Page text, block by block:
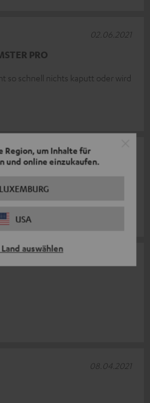
Region, um Inhalte für
und online einzukaufen.
LUXEMBURG
USA
auswählen
PRO
so schnell nichts kaputt oder wird
02.06.2021
gearbeitet.
08.04.2021